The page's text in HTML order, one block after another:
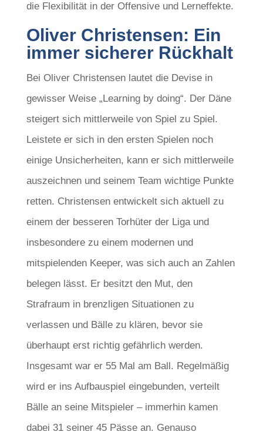
die Flexibilität in der Offensive und Lerneffekte.
Oliver Christensen: Ein
immer sicherer Rückhalt
Bei Oliver Christensen lautet die Devise in
gewisser Weise „Learning by doing“. Der Däne
steigert sich mittlerweile von Spiel zu Spiel.
Leistete er sich in den ersten Spielen noch
einige Unsicherheiten, kann er sich mittlerweile
auszeichnen und seinem Team wichtige Punkte
retten. Christensen entwickelt sich aktuell zu
einem der besseren Torhüter der Liga und
insbesondere zu einem modernen und
mitspielenden Keeper, was sich auch an Zahlen
belegen lässt. Er besitzt den Mut, den
Strafraum in brenzligen Situationen zu
verlassen und Bälle zu klären, bevor sie
überhaupt erst richtig gefährlich werden.
Insgesamt war er 55 Mal am Ball. Regelmäßig
wird er ins Aufbauspiel eingebunden, verteilt
Bälle an seine Mitspieler – immerhin kamen
dabei 31 seiner 45 Pässe an. Genauso